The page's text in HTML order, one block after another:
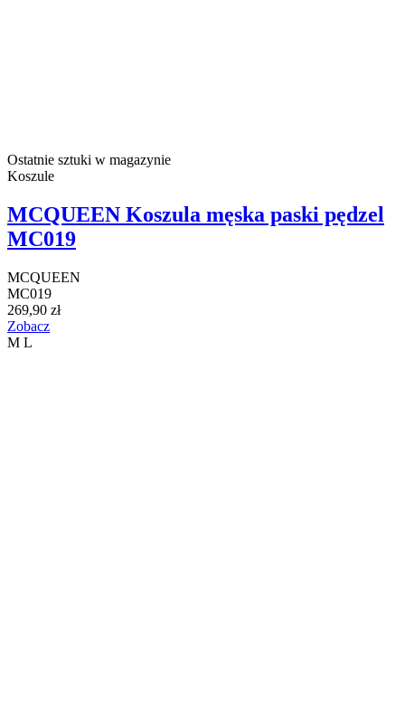
Ostatnie sztuki w magazynie
Koszule
MCQUEEN Koszula męska paski pędzel
MC019
MCQUEEN
MC019
269,90 zł
Zobacz
M L